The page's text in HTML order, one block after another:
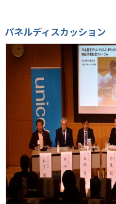
パネルディスカッション